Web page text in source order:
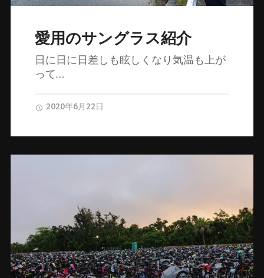
愛用のサングラス紹介
日に日に日差しも眩しくなり気温も上が
って…
2020年6月22日